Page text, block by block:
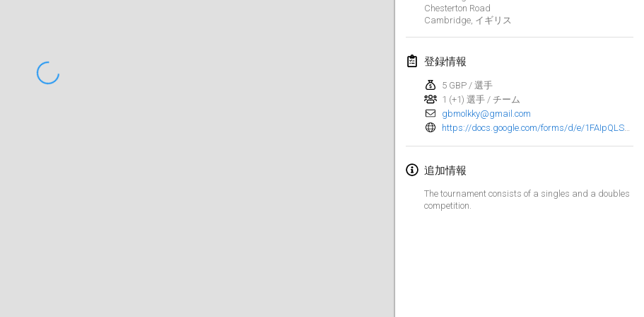
Chesterton Road
Cambridge, イギリス
登録情報
5 GBP / 選手
1 (+1) 選手 / チーム
gbmolkky@gmail.com
追加情報
The tournament consists of a singles and a doubles
competition.
Tournoi de Mölkky - Lesfous Dubâtonvaigeois
SingeliDuppeli
2024年1月27日|フィンランド
US Mölkky Winter
2024年2月2日|アメリカ合衆国